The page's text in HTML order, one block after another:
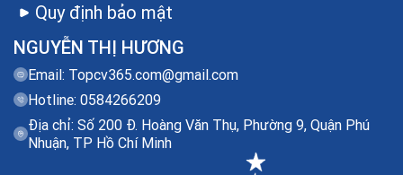
NGUYỄN THỊ HƯƠNG
Email: Topcv365.com@gmail.com
Hotline: 0584266209
Địa chỉ: Số 200 Đ. Hoàng Văn Thụ, Phường 9, Quận Phú
Nhuận, TP Hồ Chí Minh
Quy định bảo mật